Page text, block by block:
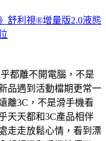
舒利視®增量版2.0液態
都離不開電腦，不是
品遇到活動檔期更常一
離3C，不是滑手機看
天天都和3C產品相伴
走走放鬆心情，看到漂